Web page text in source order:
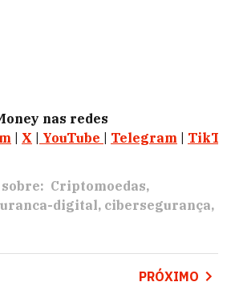
nas redes
X YouTube Telegram
Criptomoedas
digital cibersegurança
PRÓXIMO